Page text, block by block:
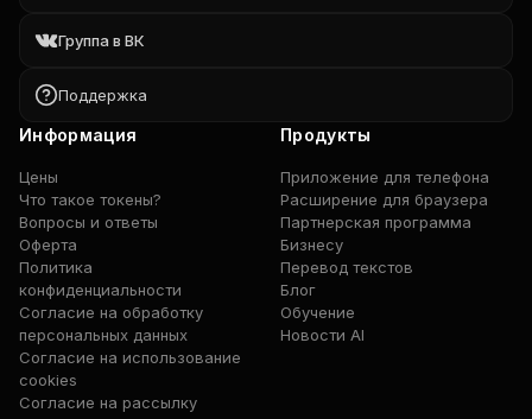
Группа в ВК
Поддержка
Информация
Цены
Что такое токены?
Вопросы и ответы
Оферта
Политика
конфиденциальности
Согласие на обработку
персональных данных
Согласие на использование
cookies
Согласие на рассылку
Продукты
Приложение для телефона
Расширение для браузера
Партнерская программа
Бизнесу
Перевод текстов
Блог
Обучение
Новости AI